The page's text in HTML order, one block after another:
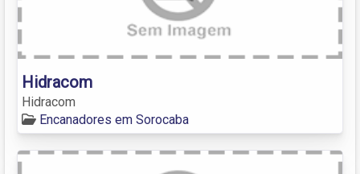
Hidracom
Hidracom
Encanadores em Sorocaba